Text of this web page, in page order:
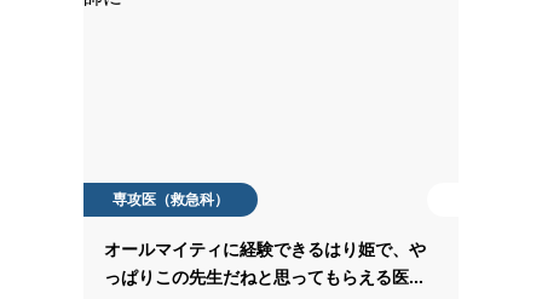
専攻医（救急科）
オールマイティに経験できるはり姫で、や
っぱりこの先生だねと思ってもらえる医...